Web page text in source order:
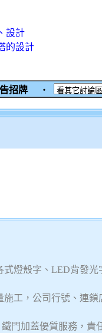
設計
的設計
招牌 ‧
式燈殼字、LED背發
施工，公司行號、連
門加蓋優質服務，責